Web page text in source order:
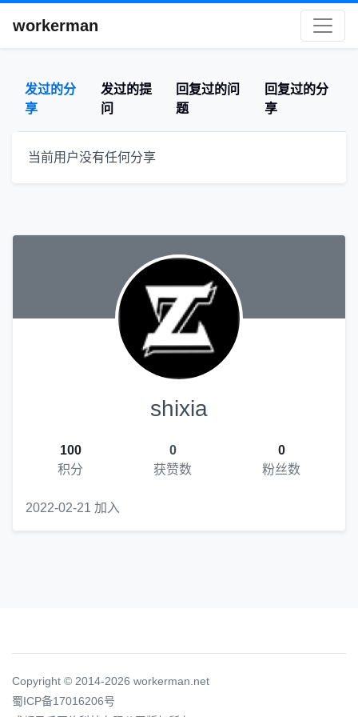
workerman
发过的分
享
发过的提
问
回复过的问
题
回复过的分
享
当前用户没有任何分享
shixia
100
积分
0
获赞数
0
粉丝数
2022-02-21 加入
Copyright © 2014-2026 workerman.net
蜀ICP备17016206号